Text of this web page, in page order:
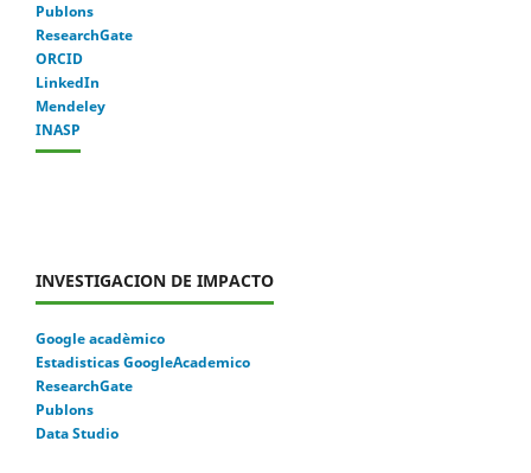
Publons
ResearchGate
ORCID
LinkedIn
Mendeley
INASP
INVESTIGACION DE IMPACTO
Google acadèmico
Estadisticas GoogleAcademico
ResearchGate
Publons
Data Studio